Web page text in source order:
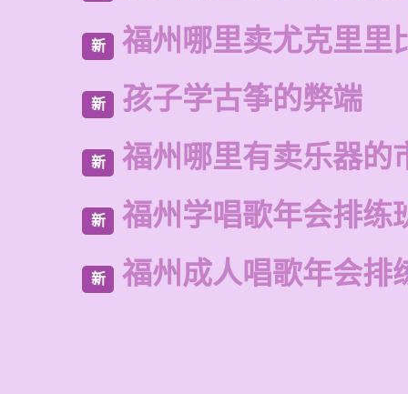
新 福州哪里卖尤克里里
新 孩子学古筝的弊端
新 福州哪里有卖乐器的
新 福州学唱歌年会排练
新 福州成人唱歌年会排